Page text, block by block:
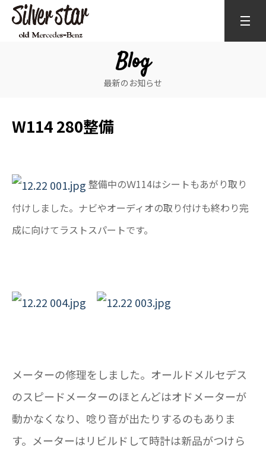
Blog
最新のお知らせ
W114 280整備
整備中のＷ114はシートもあがり取り
付けしました。ナビやオーディオの取り付けも終わり完
成に向けてラストスパートです。
メーターの修理をしました。オールドメルセデス
のスピードメーターのほとんどはオドメーターが
動かなくなり、唸り音が出たりするのもありま
す。メーターはリビルドして時計は新品がつけら